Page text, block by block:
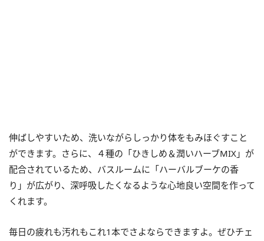
伸ばしやすいため、洗いながらしっかり体をもみほぐすこと
ができます。さらに、４種の「ひきしめ＆潤いハーブMIX」が
配合されているため、バスルームに「ハーバルブーケの香
り」が広がり、深呼吸したくなるような心地良い空間を作って
くれます。
毎日の疲れも汚れもこれ1本でさよならできますよ。ぜひチェ